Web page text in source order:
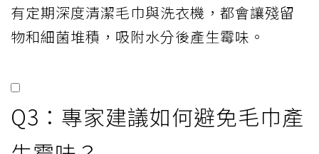
有定期深度清潔毛巾與洗衣機，都會讓殘留
物和細菌堆積，吸附水分後產生霉味。
Q3：專家建議如何避免毛巾產